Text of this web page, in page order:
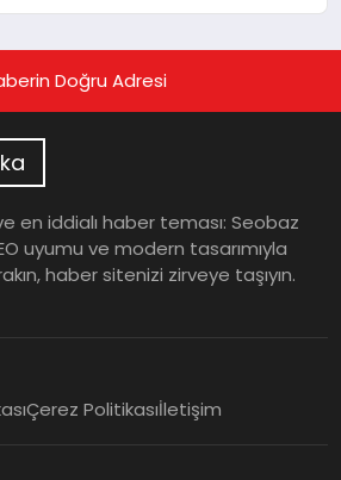
Doğru Adresi
en iddialı haber teması: Seobaz
uyumu ve modern tasarımıyla
haber sitenizi zirveye taşıyın.
Çerez Politikasıİletişim